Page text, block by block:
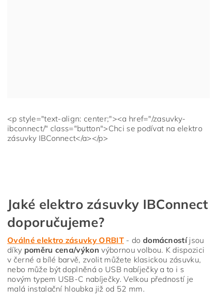
<p style="text-align: center;"><a href="/zasuvky-
ibconnect/" class="button">Chci se podívat na elektro
zásuvky IBConnect</a></p>
Jaké elektro zásuvky IBConnect
doporučujeme?
Oválné elektro zásuvky ORBIT- do domácnostíjsou
díky poměru cena/výkon výbornou volbou. K dispozici
v černé a bílé barvě, zvolit můžete klasickou zásuvku,
nebo může být doplněná o USB nabíječky a to i s
novým typem USB-C nabíječky. Velkou předností je
malá instalační hloubka již od 52 mm.